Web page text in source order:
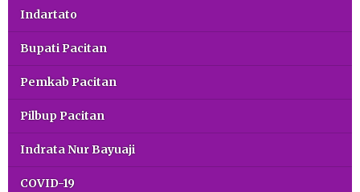
Indartato
Bupati Pacitan
Pemkab Pacitan
Pilbup Pacitan
Indrata Nur Bayuaji
COVID-19